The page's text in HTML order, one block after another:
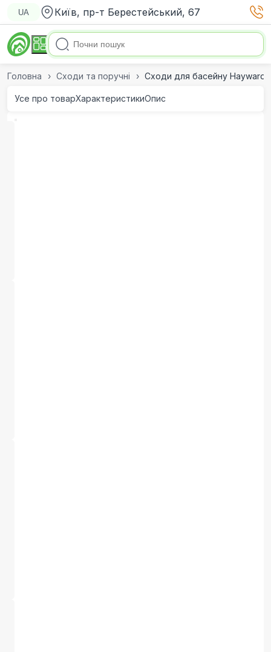
UA Київ, пр-т Берестейський, 67
Головна Сходи та поручні Сходи для басейну Hayward
Усе про товарХарактеристикиОпис